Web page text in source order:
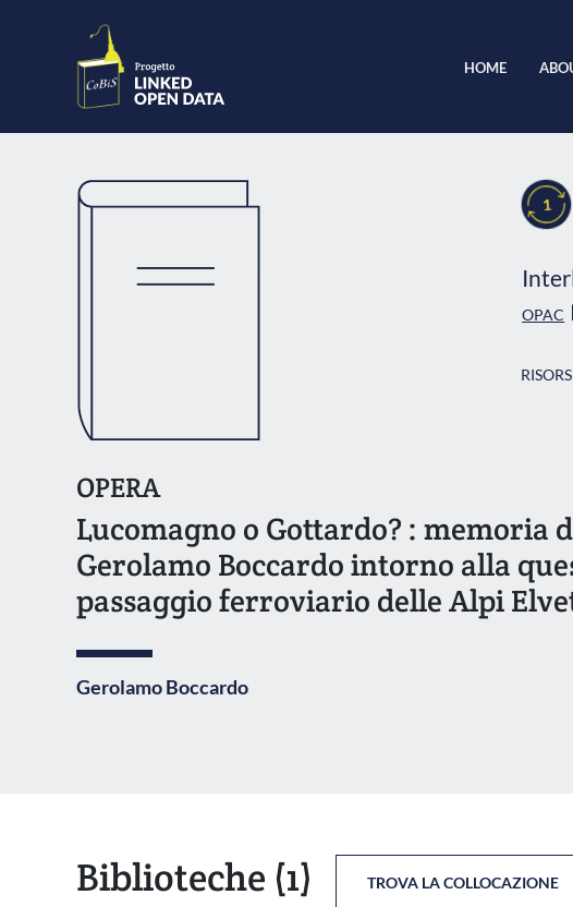
HOME
1
OPAC
OPERA
Lucomagno o Gottardo? : memoria
Gerolamo Boccardo intorno alla
passaggio ferroviario delle Alpi
Gerolamo Boccardo
Biblioteche (1) TROVA LA COLLOCAZIONE